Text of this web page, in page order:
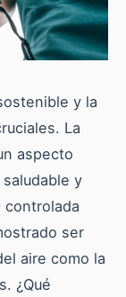
y la
La
aspecto
y
controlada
ser
aire como la
¿Qué